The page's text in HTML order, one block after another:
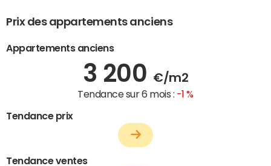
Prix des appartements anciens
Appartements anciens
3 200 €/m2
Tendance sur 6 mois : -1 %
Tendance prix
Tendance ventes